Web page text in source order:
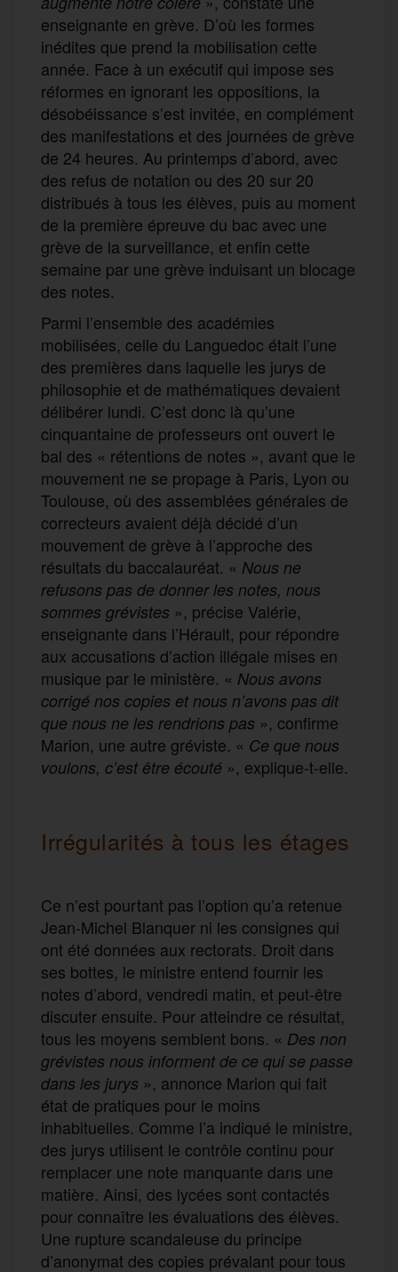
enseignante en grève. D’où les formes
inédites que prend la mobilisation cette
année. Face à un exécutif qui impose ses
réformes en ignorant les oppositions, la
désobéissance s’est invitée, en complément
des manifestations et des journées de grève
de 24 heures. Au printemps d’abord, avec
des refus de notation ou des 20 sur 20
distribués à tous les élèves, puis au moment
de la première épreuve du bac avec une
grève de la surveillance, et enfin cette
semaine par une grève induisant un blocage
des notes.
Parmi l’ensemble des académies
mobilisées, celle du Languedoc était l’une
des premières dans laquelle les jurys de
philosophie et de mathématiques devaient
délibérer lundi. C’est donc là qu’une
cinquantaine de professeurs ont ouvert le
bal des « rétentions de notes », avant que le
mouvement ne se propage à Paris, Lyon ou
Toulouse, où des assemblées générales de
correcteurs avaient déjà décidé d’un
mouvement de grève à l’approche des
résultats du baccalauréat. « Nous ne
refusons pas de donner les notes, nous
sommes grévistes », précise Valérie,
enseignante dans l’Hérault, pour répondre
aux accusations d’action illégale mises en
musique par le ministère. « Nous avons
corrigé nos copies et nous n’avons pas dit
que nous ne les rendrions pas », confirme
Marion, une autre gréviste. « Ce que nous
voulons, c’est être écouté », explique-t-elle.
Irrégularités à tous les étages
Ce n’est pourtant pas l’option qu’a retenue
Jean-Michel Blanquer ni les consignes qui
ont été données aux rectorats. Droit dans
ses bottes, le ministre entend fournir les
notes d’abord, vendredi matin, et peut-être
discuter ensuite. Pour atteindre ce résultat,
tous les moyens semblent bons. « Des non
grévistes nous informent de ce qui se passe
dans les jurys », annonce Marion qui fait
état de pratiques pour le moins
inhabituelles. Comme l’a indiqué le ministre,
des jurys utilisent le contrôle continu pour
remplacer une note manquante dans une
matière. Ainsi, des lycées sont contactés
pour connaître les évaluations des élèves.
Une rupture scandaleuse du principe
d’anonymat des copies prévalant pour tous